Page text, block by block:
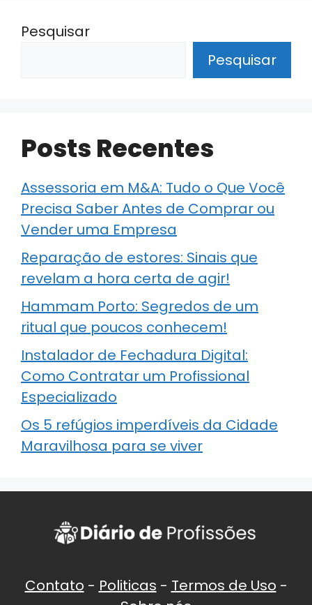
Pesquisar
Pesquisar
Posts Recentes
Assessoria em M&A: Tudo o Que Você
Precisa Saber Antes de Comprar ou
Vender uma Empresa
Reparação de estores: Sinais que
revelam a hora certa de agir!
Hammam Porto: Segredos de um
ritual que poucos conhecem!
Instalador de Fechadura Digital:
Como Contratar um Profissional
Especializado
Os 5 refúgios imperdíveis da Cidade
Maravilhosa para se viver
Contato - Politicas - Termos de Uso -